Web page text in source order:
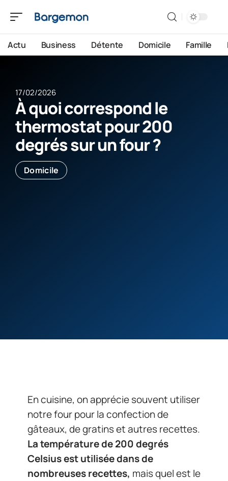
Actu Business Détente Domicile Famille
17/02/2026
À quoi correspond le
thermostat pour 200
degrés sur un four ?
Domicile
En cuisine, on apprécie souvent utiliser
notre four pour la confection de
gâteaux, de gratins et autres recettes.
La température de 200 degrés
Celsius est utilisée dans de
nombreuses recettes, mais quel est le